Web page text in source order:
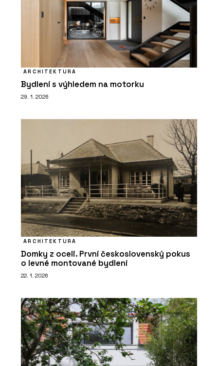
ARCHITEKTURA
Bydlení s výhledem na motorku
29. 1. 2026
ARCHITEKTURA
Domky z oceli. První československý pokus
o levné montované bydlení
22. 1. 2026